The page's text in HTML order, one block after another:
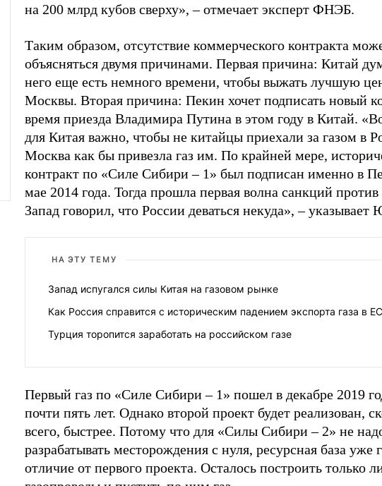
на 200 млрд кубов сверху», – отмечает эксперт ФНЭБ.
Таким образом, отсутствие коммерческого контракта
объясняться двумя причинами. Первая причина: Китай
него еще есть немного времени, чтобы выжать лучшую
Москвы. Вторая причина: Пекин хочет подписать новый
время приезда Владимира Путина в этом году в Китай.
для Китая важно, чтобы не китайцы приехали за газом в
Москва как бы привезла газ им. По крайней мере,
контракт по «Силе Сибири – 1» был подписан именно в
мае 2014 года. Тогда прошла первая волна санкций
Запад говорил, что России деваться некуда», –
НА ЭТУ ТЕМУ
Запад испугался силы Китая на газовом рынке
Как Россия справится с историческим падением экспорта газа в ЕС
Турция торопится заработать на российском газе
Первый газ по «Силе Сибири – 1» пошел в декабре 2019
почти пять лет. Однако второй проект будет реализован,
всего, быстрее. Потому что для «Силы Сибири – 2» не
разрабатывать месторождения с нуля, ресурсная база уже
отличие от первого проекта. Осталось построить только